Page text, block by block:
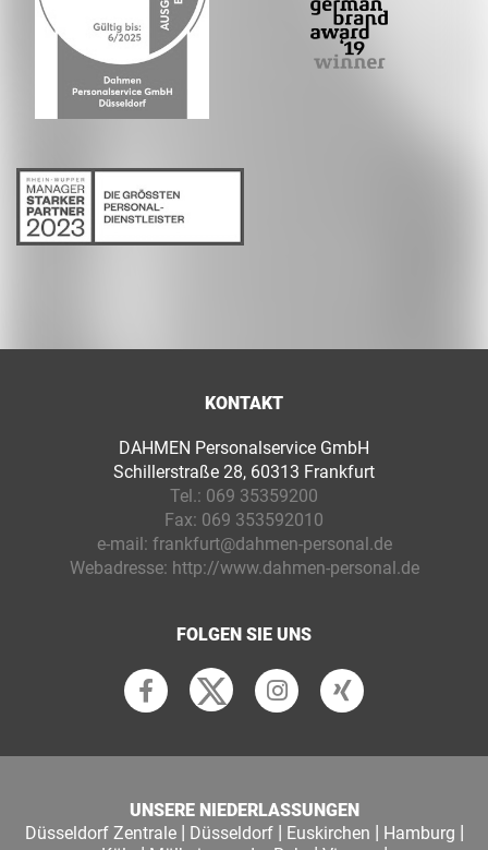
KONTAKT
DAHMEN Personalservice GmbH
Schillerstraße 28, 60313 Frankfurt
Tel.: 069 35359200
Fax: 069 353592010
e-mail: frankfurt@dahmen-personal.de
Webadresse: http://www.dahmen-personal.de
FOLGEN SIE UNS
UNSERE NIEDERLASSUNGEN
Düsseldorf Zentrale| Düsseldorf| Euskirchen | Hamburg |